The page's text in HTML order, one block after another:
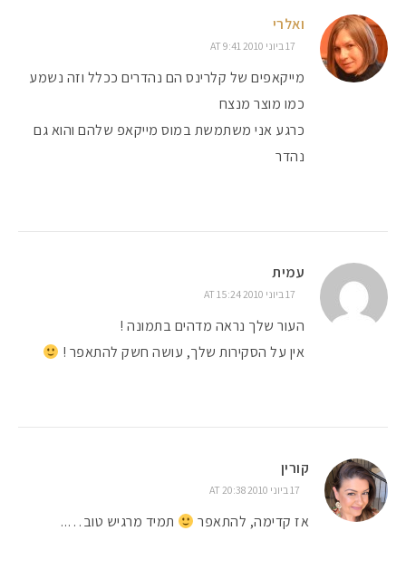
ואלרי
17 ביוני 2010 AT 9:41
מייקאפים של קלרינס הם נהדרים ככלל וזה נשמע
כמו מוצר מנצח
כרגע אני משתמשת במוס מייקאפ שלהם והוא גם
נהדר
עמית
17 ביוני 2010 AT 15:24
העור שלך נראה מדהים בתמונה !
אין על הסקירות שלך, עושה חשק להתאפר !
קורין
17 ביוני 2010 AT 20:38
אז קדימה, להתאפר תמיד מרגיש טוב…..